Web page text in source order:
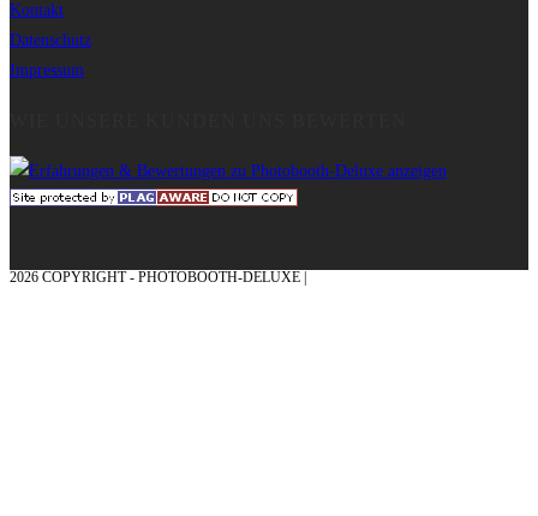
Kontakt
Datenschutz
Impressum
2026 COPYRIGHT - PHOTOBOOTH-DELUXE |